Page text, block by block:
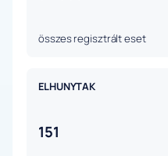
összes regisztrált eset
ELHUNYTAK
151